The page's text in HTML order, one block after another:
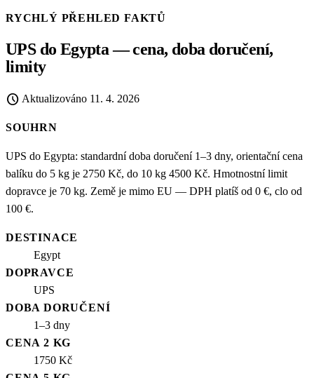
RYCHLÝ PŘEHLED FAKTŮ
UPS do Egypta — cena, doba doručení,
limity
schedule Aktualizováno 11. 4. 2026
SOUHRN
UPS do Egypta: standardní doba doručení 1–3 dny, orientační cena
balíku do 5 kg je 2750 Kč, do 10 kg 4500 Kč. Hmotnostní limit
dopravce je 70 kg. Země je mimo EU — DPH platíš od 0 €, clo od
100 €.
DESTINACE
Egypt
DOPRAVCE
UPS
DOBA DORUČENÍ
1–3 dny
CENA 2 KG
1750 Kč